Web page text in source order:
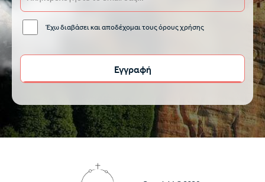
Έχω διαβάσει και αποδέχομαι τους όρους χρήσης